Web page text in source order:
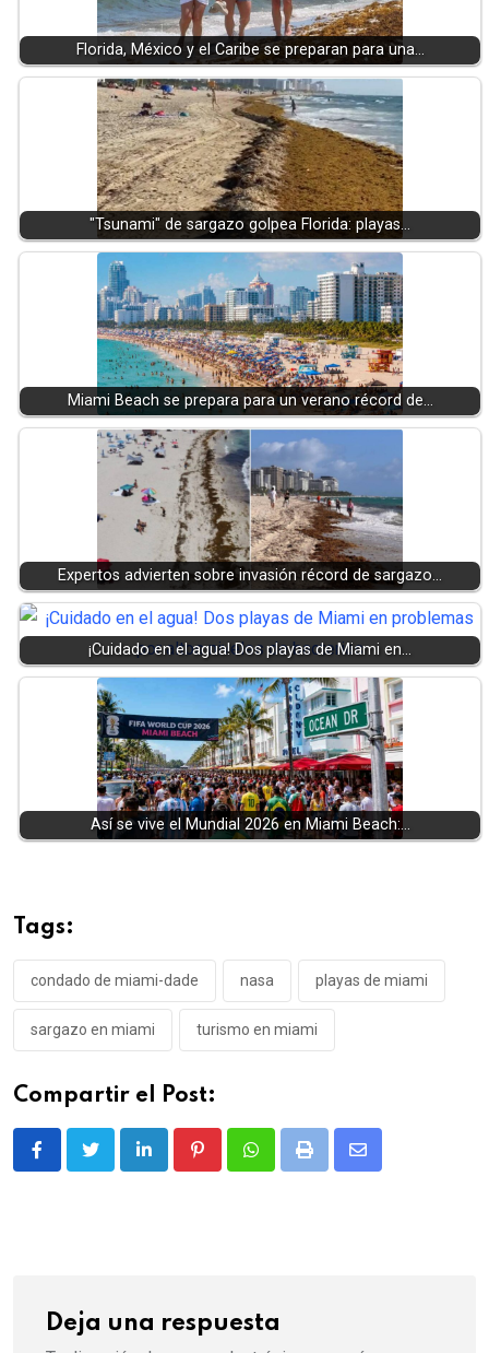
Florida, México y el Caribe se preparan para una…
"Tsunami" de sargazo golpea Florida: playas…
Miami Beach se prepara para un verano récord de…
Expertos advierten sobre invasión récord de sargazo…
¡Cuidado en el agua! Dos playas de Miami en…
Así se vive el Mundial 2026 en Miami Beach:…
Tags:
condado de miami-dade nasa playas de miami
sargazo en miami turismo en miami
Compartir el Post:
LinkedIn PinterestWhatsappPrint
Share
Deja una respuesta